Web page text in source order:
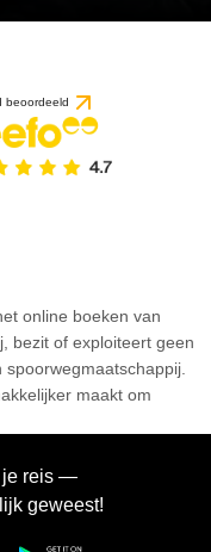
beoordeeld
online boeken van
bezit of exploiteert geen
maakt om
je reis —
geweest!